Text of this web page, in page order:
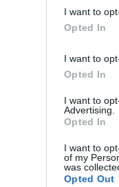
I want to
Opted In
I want to
Opted In
I want to
Advertising.
Opted In
I want to
of my
was
Opted Out